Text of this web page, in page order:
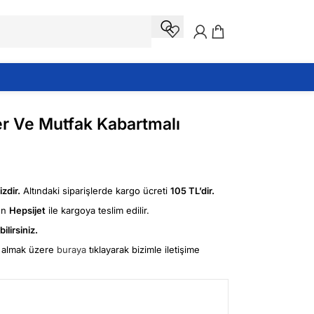
Ve Mutfak Kabartmalı
Altındaki siparişlerde kargo ücreti 105 TL’dir.
Hepsijet ile kargoya teslim edilir.
üzere buraya tıklayarak bizimle iletişime